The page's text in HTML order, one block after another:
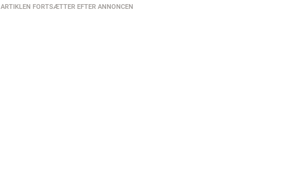
ARTIKLEN FORTSÆTTER EFTER ANNONCEN